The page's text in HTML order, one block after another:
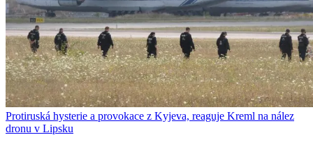
Protiruská hysterie a provokace z Kyjeva, reaguje Kreml na nález
dronu v Lipsku